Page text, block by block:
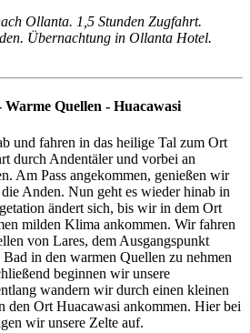
Ollanta. 1,5 Stunden Zugfahrt.
Übernachtung in Ollanta Hotel.
Quellen - Huacawasi
und fahren in das heilige Tal zum Ort
durch Andentäler und vorbei an
Am Pass angekommen, genießen wir
Anden. Nun geht es wieder hinab in
ändert sich, bis wir in dem Ort
milden Klima ankommen. Wir fahren
von Lares, dem Ausgangspunkt
in den warmen Quellen zu nehmen
beginnen wir unsere
wandern wir durch einen kleinen
den Ort Huacawasi ankommen. Hier bei
wir unsere Zelte auf.